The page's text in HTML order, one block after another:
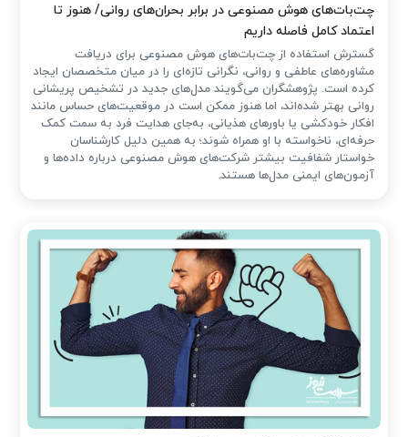
چت‌بات‌های هوش مصنوعی در برابر بحران‌های روانی/ هنوز تا
اعتماد کامل فاصله داریم
گسترش استفاده از چت‌بات‌های هوش مصنوعی برای دریافت
مشاوره‌های عاطفی و روانی، نگرانی تازه‌ای را در میان متخصصان ایجاد
کرده است. پژوهشگران می‌گویند مدل‌های جدید در تشخیص پریشانی
روانی بهتر شده‌اند، اما هنوز ممکن است در موقعیت‌های حساس مانند
افکار خودکشی یا باورهای هذیانی، به‌جای هدایت فرد به سمت کمک
حرفه‌ای، ناخواسته با او همراه شوند؛ به همین دلیل کارشناسان
خواستار شفافیت بیشتر شرکت‌های هوش مصنوعی درباره داده‌ها و
آزمون‌های ایمنی مدل‌ها هستند.